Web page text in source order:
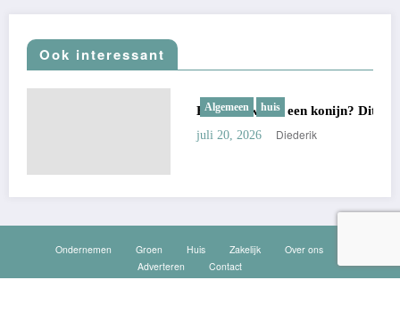
Ook interessant
Hoe oud wordt een konijn? Dit bepaalt zijn echte
Diederik
Ondernemen Groen Huis Zakelijk
Over ons
Adverteren
Contact